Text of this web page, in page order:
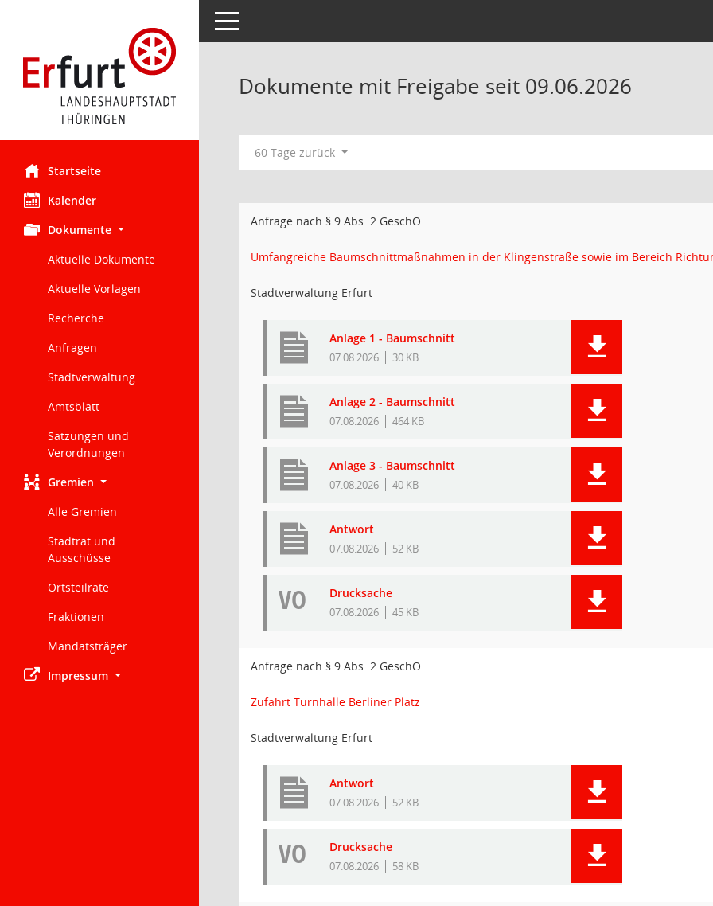
Startseite
Kalender
Dokumente
Aktuelle Dokumente
Aktuelle Vorlagen
Recherche
Anfragen
Stadtverwaltung
Amtsblatt
Satzungen und
Verordnungen
Gremien
Alle Gremien
Stadtrat und
Ausschüsse
Ortsteilräte
Fraktionen
Mandatsträger
Impressum
Toggle navigation
Dokumente mit Freigabe seit 09.06.2026
60 Tage zurück
Anfrage nach § 9 Abs. 2 GeschO
Umfangreiche Baumschnittmaßnahmen in der Klingenstraße sowie im Bereich
Stadtverwaltung Erfurt
Anlage 1 - Baumschnitt
07.08.2026 30 KB
Anlage 2 - Baumschnitt
07.08.2026 464 KB
Anlage 3 - Baumschnitt
07.08.2026 40 KB
Antwort
07.08.2026 52 KB
VO Drucksache
07.08.2026 45 KB
Anfrage nach § 9 Abs. 2 GeschO
Zufahrt Turnhalle Berliner Platz
Stadtverwaltung Erfurt
Antwort
07.08.2026 52 KB
VO Drucksache
07.08.2026 58 KB